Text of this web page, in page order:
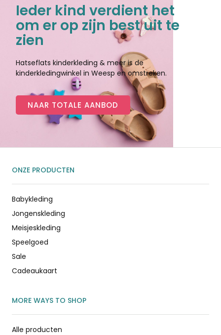
Ieder kind verdient het
om er op zijn best uit te
zien
Hatseflats kinderkleding & meer is de
kinderkledingwinkel in Weesp en omstreken.
NAAR TOTALE AANBOD
ONZE PRODUCTEN
Babykleding
Jongenskleding
Meisjeskleding
Speelgoed
Sale
Cadeaukaart
MORE WAYS TO SHOP
Alle producten